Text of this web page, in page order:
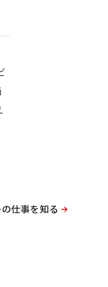
仕事を知る